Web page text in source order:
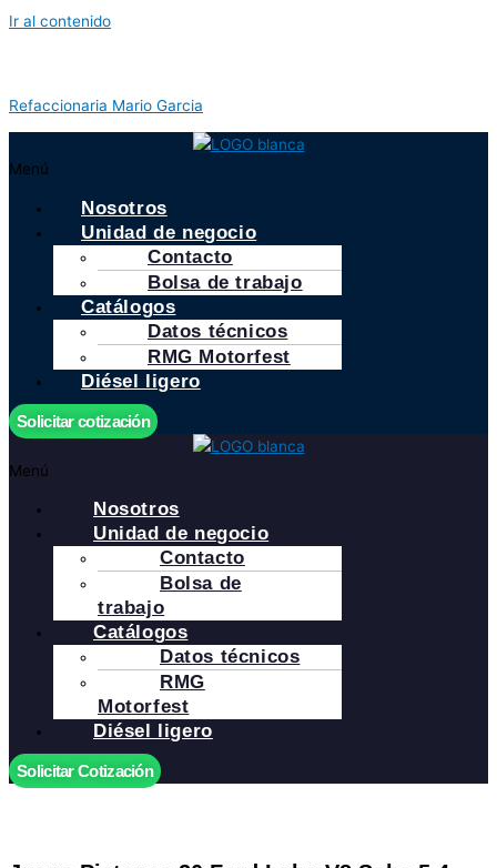
Ir al contenido
Refaccionaria Mario Garcia
Menú
Nosotros
Unidad de negocio
Contacto
Bolsa de trabajo
Catálogos
Datos técnicos
RMG Motorfest
Diésel ligero
Solicitar cotización
Menú
Nosotros
Unidad de negocio
Contacto
Bolsa de
trabajo
Catálogos
Datos técnicos
RMG
Motorfest
Diésel ligero
Solicitar Cotización